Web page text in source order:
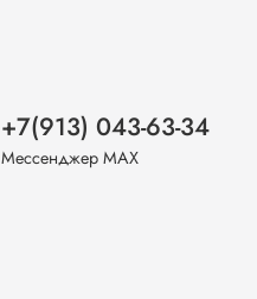
+7(913) 043-63-34
Мессенджер MAX